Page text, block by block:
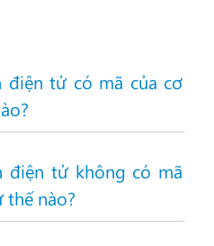
tử có mã của cơ
điện tử không có mã
thế nào?